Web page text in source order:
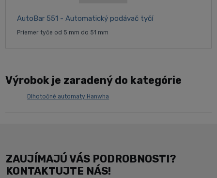
AutoBar 551 - Automatický podávač tyčí
Priemer tyče od 5 mm do 51 mm
Výrobok je zaradený do kategórie
Dlhotočné automaty Hanwha
ZAUJÍMAJÚ VÁS PODROBNOSTI?
KONTAKTUJTE NÁS!